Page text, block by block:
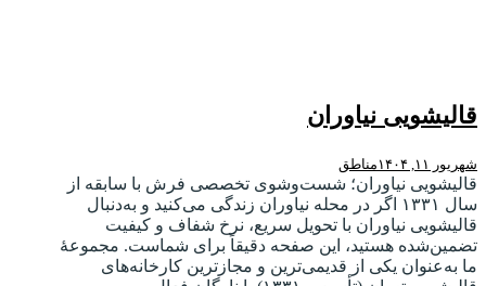
قالیشویی نیاوران
شهریور ۱۱, ۱۴۰۴ مناطق
قالیشویی نیاوران؛ شست‌وشوی تخصصی فرش با سابقه از
سال ۱۳۳۱ اگر در محله نیاوران زندگی می‌کنید و به‌دنبال
قالیشویی نیاوران با تحویل سریع، نرخ شفاف و کیفیت
تضمین‌شده هستید، این صفحه دقیقاً برای شماست. مجموعهٔ
ما به‌عنوان یکی از قدیمی‌ترین و مجازترین کارخانه‌های